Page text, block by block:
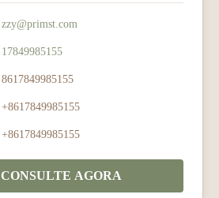
zzy@primst.com
17849985155
8617849985155
+8617849985155
+8617849985155
CONSULTE AGORA